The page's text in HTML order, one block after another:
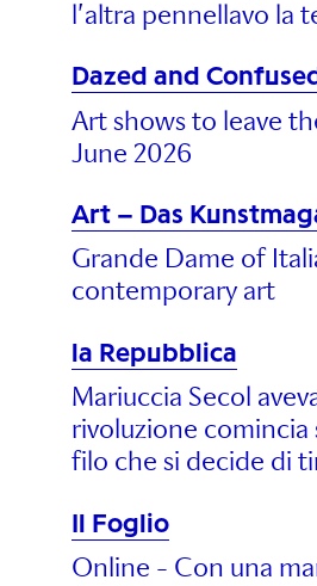
l’altra pennellavo la
Dazed and
Art shows to leave
June 2026
Art – Das
Grande Dame of
contemporary art
la Repubblica
Mariuccia Secol
rivoluzione comincia
filo che si decide di
Il Foglio
Online - Con una